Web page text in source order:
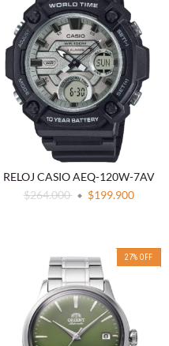
RELOJ CASIO AEQ-120W-7AV
$264.000
$199.900
27% OFF